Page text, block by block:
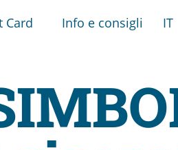
Card Info e consigli IT